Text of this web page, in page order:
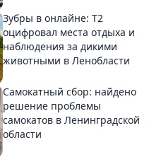
Зубры в онлайне: Т2
оцифровал места отдыха и
наблюдения за дикими
животными в Ленобласти
Самокатный сбор: найдено
решение проблемы
самокатов в Ленинградской
области